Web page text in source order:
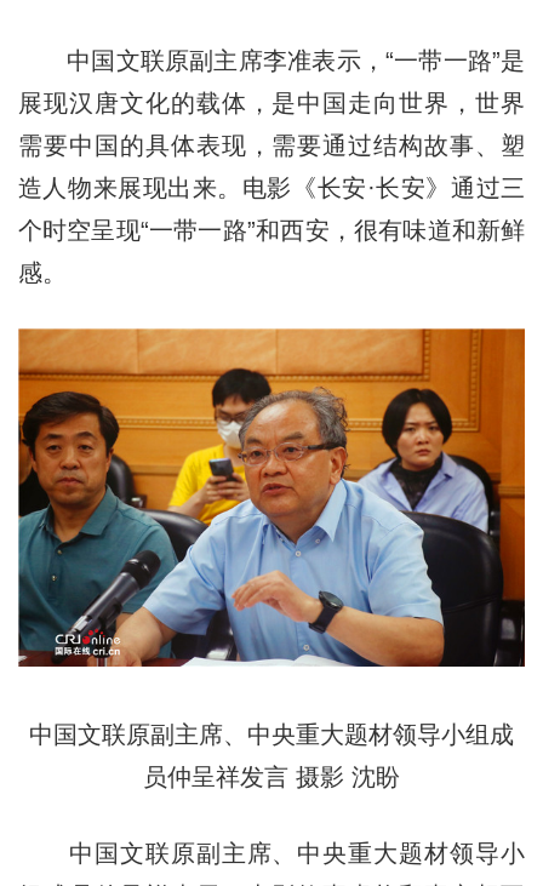
中国文联原副主席李准表示，“一带一路”是
展现汉唐文化的载体，是中国走向世界，世界
需要中国的具体表现，需要通过结构故事、塑
造人物来展现出来。电影《长安·长安》通过三
个时空呈现“一带一路”和西安，很有味道和新鲜
感。
中国文联原副主席、中央重大题材领导小组成
员仲呈祥发言 摄影 沈盼
中国文联原副主席、中央重大题材领导小